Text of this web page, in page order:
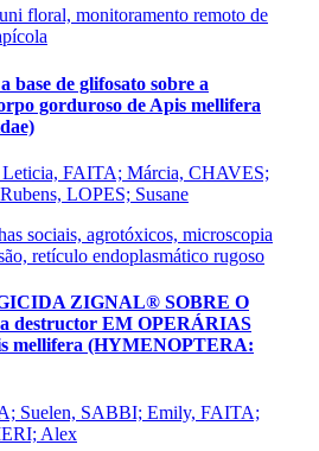
floral, monitoramento remoto de
base de glifosato sobre a
gorduroso de Apis mellifera
FAITA; Márcia, CHAVES;
LOPES; Susane
sociais, agrotóxicos, microscopia
retículo endoplasmático rugoso
ZIGNAL® SOBRE O
destructor EM OPERÁRIAS
mellifera (HYMENOPTERA:
Suelen, SABBI; Emily, FAITA;
Alex